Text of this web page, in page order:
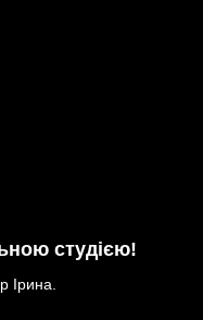
студією!
Ірина.